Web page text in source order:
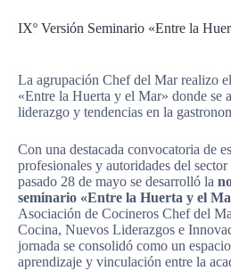
IXº Versión Seminario «Entre la
La agrupación Chef del Mar realizo
«Entre la Huerta y el Mar» donde se
liderazgo y tendencias en la
Con una destacada convocatoria de
profesionales y autoridades del
pasado 28 de mayo se desarrolló la
seminario «Entre la Huerta y el
Asociación de Cocineros Chef del
Cocina, Nuevos Liderazgos e
jornada se consolidó como un
aprendizaje y vinculación entre la